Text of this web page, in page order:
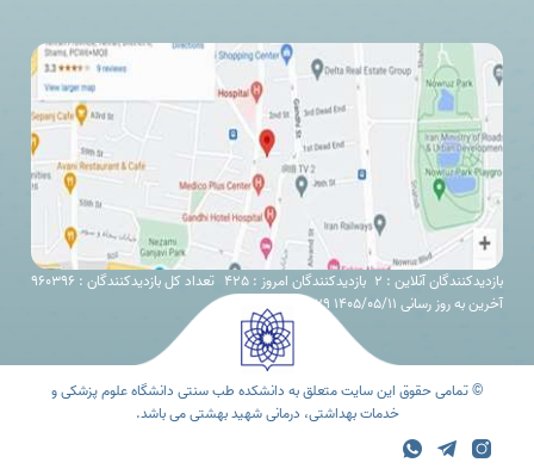
بازدیدکنندگان آنلاین : 2 بازدیدکنندگان امروز : 425
تعداد کل بازدیدکنندگان : 960396
آخرین به روز رسانی 1405/05/11 11:29
© تمامی حقوق این سایت متعلق به دانشکده طب سنتی دانشگاه علوم پزشکی و
خدمات بهداشتی، درمانی شهید بهشتی می باشد.